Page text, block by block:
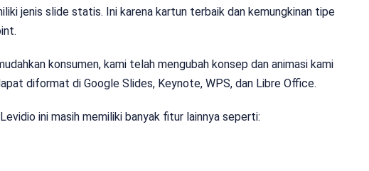
jenis slide statis. Ini karena kartun terbaik dan kemungkinan tipe
konsumen, kami telah mengubah konsep dan animasi kami
diformat di Google Slides, Keynote, WPS, dan Libre Office.
ini masih memiliki banyak fitur lainnya seperti: